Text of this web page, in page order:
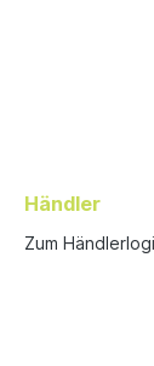
Händler
Zum